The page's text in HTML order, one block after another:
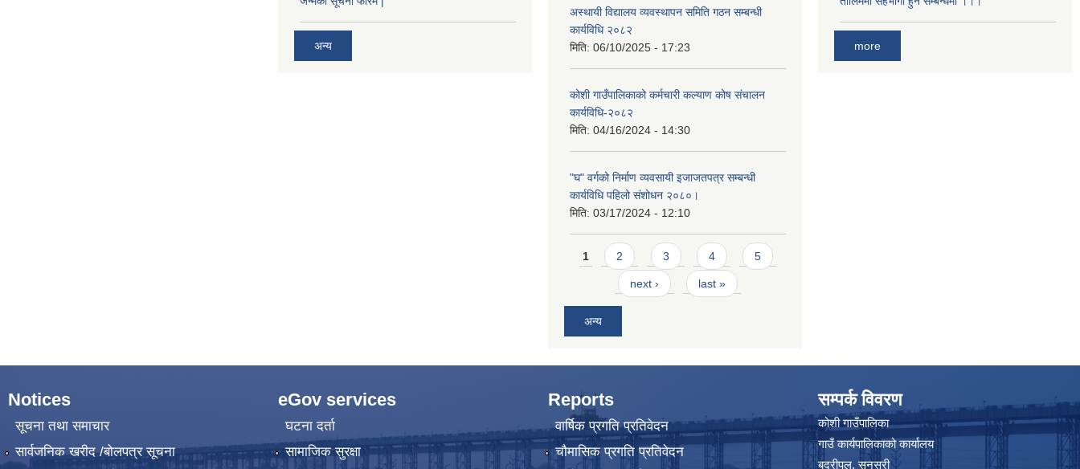
अन्य
अस्थायी विद्यालय व्यवस्थापन समिति गठन सम्बन्धी
कार्यविधि २०८२
मिति: 06/10/2025 - 17:23
कोशी गाउँपालिकाको कर्मचारी कल्याण कोष संचालन
कार्यविधि-२०८२
मिति: 04/16/2024 - 14:30
"घ" वर्गको निर्माण व्यवसायी इजाजतपत्र सम्बन्धी
कार्यविधि पहिलो संशोधन २०८०।
मिति: 03/17/2024 - 12:10
Pages
1 2 3 4 5
next › last »
अन्य
more
Notices
सूचना तथा समाचार
सार्वजनिक खरीद /बोलपत्र सूचना
eGov services
घटना दर्ता
सामाजिक सुरक्षा
Reports
वार्षिक प्रगति प्रतिवेदन
चौमासिक प्रगति प्रतिवेदन
सम्पर्क विवरण
कोशी गाउँपालिका
गाउँ कार्यपालिकाको कार्यालय
बद्रीपुल, सुनसरी